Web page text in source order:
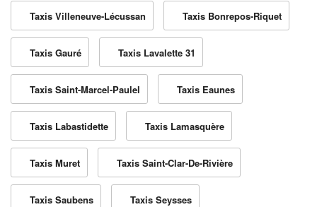
Taxis Villeneuve-Lécussan Taxis Bonrepos-Riquet
Taxis Gauré Taxis Lavalette 31
Taxis Saint-Marcel-Paulel Taxis Eaunes
Taxis Labastidette Taxis Lamasquère
Taxis Muret Taxis Saint-Clar-De-Rivière
Taxis Saubens Taxis Seysses